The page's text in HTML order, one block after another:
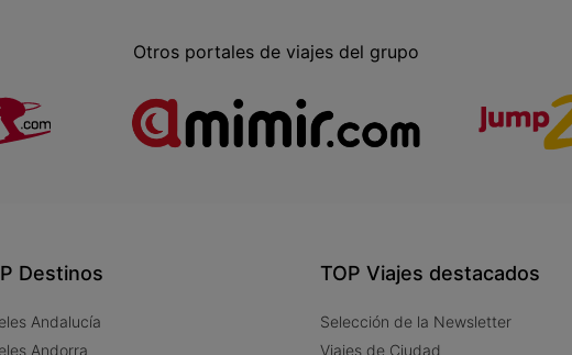
Otros portales de viajes del grupo
Destinos
Andalucía
Andorra
TOP Viajes destacados
Selección de la Newsletter
Viajes de Ciudad